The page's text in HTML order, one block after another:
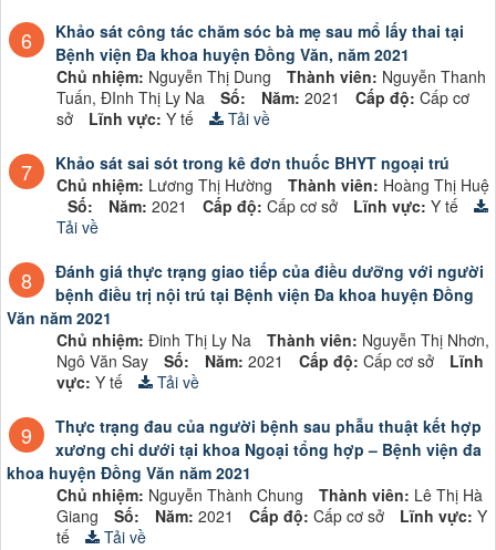
6
Khảo sát công tác chăm sóc bà mẹ sau mổ lấy thai tại
Bệnh viện Đa khoa huyện Đồng Văn, năm 2021
Chủ nhiệm: Nguyễn Thị Dung Thành viên: Nguyễn Thanh
Tuấn, ĐInh Thị Ly Na
Số: Năm: 2021 Cấp độ: Cấp cơ
sở
Lĩnh vực: Y tế Tải về
7
Khảo sát sai sót trong kê đơn thuốc BHYT ngoại trú
Chủ nhiệm: Lương Thị Hường Thành viên: Hoàng Thị Huệ
Số:
Năm: 2021 Cấp độ: Cấp cơ sở Lĩnh vực: Y tế
Tải về
8
Đánh giá thực trạng giao tiếp của điều dưỡng với người
bệnh điều trị nội trú tại Bệnh viện Đa khoa huyện Đồng
Văn năm 2021
Chủ nhiệm: Đinh Thị Ly Na Thành viên: Nguyễn Thị Nhơn,
Ngô Văn Say
Số: Năm: 2021 Cấp độ: Cấp cơ sở
Lĩnh
vực: Y tế Tải về
9
Thực trạng đau của người bệnh sau phẫu thuật kết hợp
xương chi dưới tại khoa Ngoại tổng hợp – Bệnh viện đa
khoa huyện Đồng Văn năm 2021
Chủ nhiệm: Nguyễn Thành Chung Thành viên: Lê Thị Hà
Giang
Số: Năm: 2021 Cấp độ: Cấp cơ sở Lĩnh vực: Y
tế
Tải về